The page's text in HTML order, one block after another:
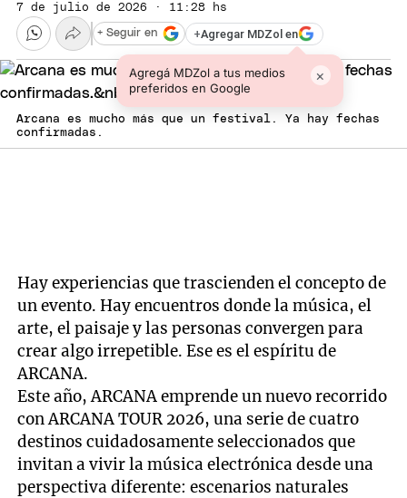
7 de julio de 2026 · 11:28 hs
+Agregar MDZol en
Agregá MDZol a tus medios
preferidos en Google
×
+ Seguir en
Arcana es mucho más que un festival. Ya hay fechas
confirmadas.
Hay experiencias que trascienden el concepto de
un evento. Hay encuentros donde la música, el
arte, el paisaje y las personas convergen para
crear algo irrepetible. Ese es el espíritu de
ARCANA.
Este año, ARCANA emprende un nuevo recorrido
con ARCANA TOUR 2026, una serie de cuatro
destinos cuidadosamente seleccionados que
invitan a vivir la música electrónica desde una
perspectiva diferente: escenarios naturales